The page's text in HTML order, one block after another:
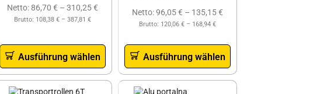
Netto:86,70 € – 310,25€
Brutto: 108,38 € – 387,81 €
Ausführung wählen
Netto:96,05€ – 135,15€
Brutto: 120,06 € – 168,94 €
Ausführung wählen